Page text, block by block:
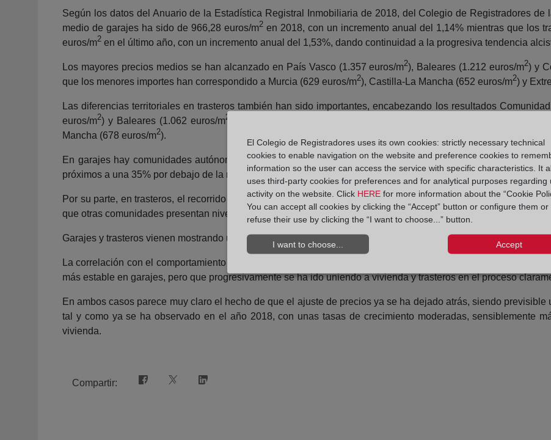
Según los datos del Anuario de la Estadística Registral Inmobiliaria de 2018, del Colegio de Registradores
medio de garajes ha sido de 966,28 euros/m2 en 2018, con un incremento anual del 1,14% mientras que los
euros/m2 en el último año, con un incremento anual del 1,53%, dando continuidad a la progresiva tendencia
Los mayores precios medios se han alcanzado en País Vasco (1.357 euros/m2), Baleares (1.212 euros/m2) y
que los menores importes han correspondido a Murcia (629 euros/m2), Castilla-La Mancha (652 euros/m2) y
Las diferencias territoriales en trasteros también han sido importantes, encabezando los resultados
euros/m2) y Baleares (1.062 euros/m2
Mancha (678 euros/m2).
En garajes hay comunidades autónomas con precios que superan en más de un 40% la media nacional,
próximos a una 35% por debajo de la media nacional.
Por su parte, en trasteros, el recorrido en precios es similar, con alguna comunidad autónoma que supera en
que otras comunidades presentan niveles de precios significativamente bajos, con alrededor de un 40% por
Garajes y trasteros vienen mostrando una tendencia positiva en precios durante los últimos años, con un
La correlación con el comportamiento del precio de la vivienda es muy elevada, dando lugar a una
más estable en garajes, pero que progresivamente se ha ido uniendo a vivienda y trasteros en el proceso
En ambos casos parece muy claro el hecho de que el ajuste de precios ya se ha dejado atrás, siendo
tal y como ya se ha observado en el año 2018, con unas tasas de crecimiento moderadas, sensiblemente
vivienda.
Compartir:
El Colegio de Registradores uses its own cookies: strictly necessary technical
cookies to enable navigation on the website and preference cookies to
information so the user can access the service with specific characteristics. It
uses third-party cookies for preferences and for analytical purposes regarding
activity on the website. Click HERE for more information about the “Cookie
You can accept all cookies by clicking the “Accept” button or configure them or
refuse their use by clicking the “I want to choose...” button.
I want to choose... Accept